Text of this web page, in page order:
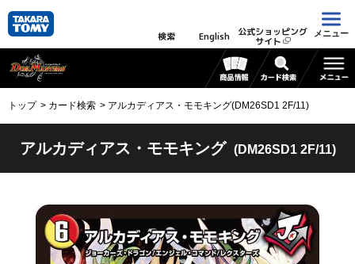
検索 English 公式ショッピング
サイト
メニュー
トップ カード検索 アルカディアス・モモキング(DM26SD1 2F/11)
アルカディアス・モモキング (DM26SD1 2F/11)